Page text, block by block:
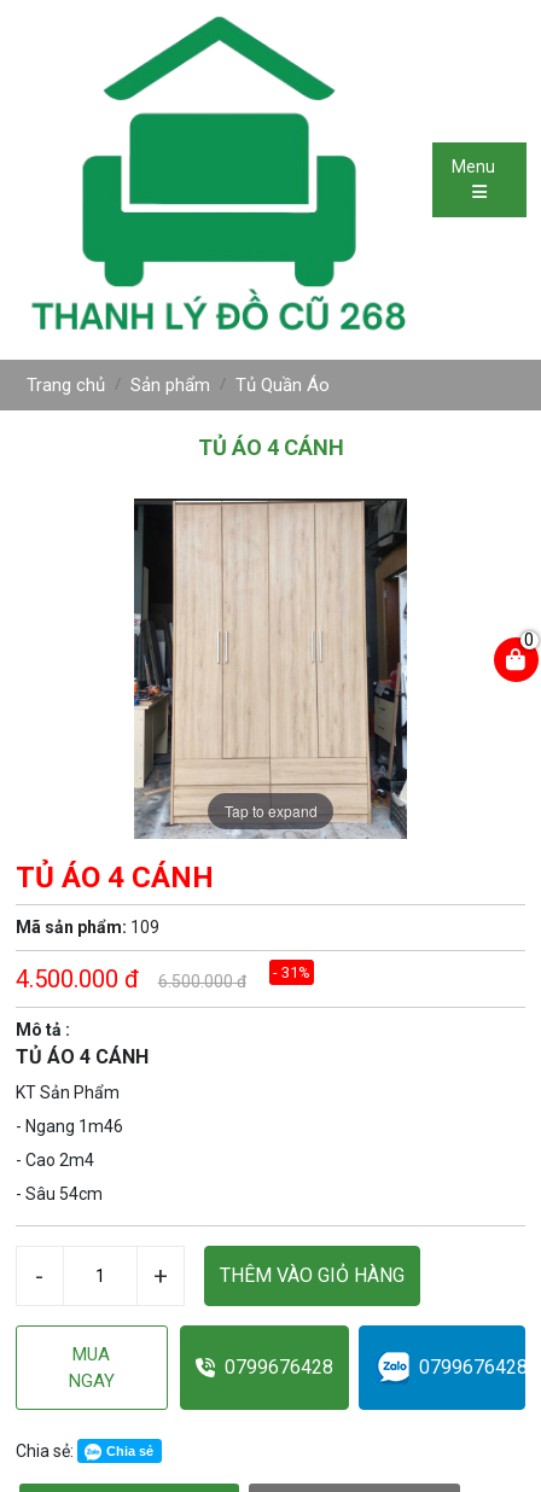
Menu
Trang chủ Sản phẩm Tủ Quần Áo
TỦ ÁO 4 CÁNH
Tap to expand
TỦ ÁO 4 CÁNH
Mã sản phẩm: 109
4.500.000 đ 6.500.000đ - 31%
Mô tả :
TỦ ÁO 4 CÁNH
KT Sản Phẩm
- Ngang 1m46
- Cao 2m4
- Sâu 54cm
- + THÊM VÀO GIỎ HÀNG
MUA
NGAY
0799676428 0799676428
Chia sẻ: Chia sẻ
0